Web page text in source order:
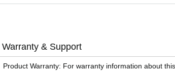
Warranty & Support
Product Warranty: For warranty information about